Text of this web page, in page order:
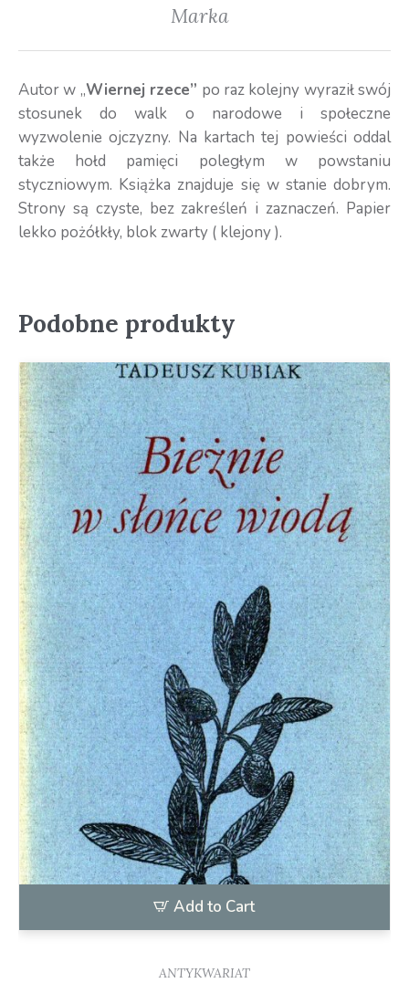
Marka
Autor w „Wiernej rzece” po raz kolejny wyraził swój
stosunek do walk o narodowe i społeczne
wyzwolenie ojczyzny. Na kartach tej powieści oddal
także hołd pamięci poległym w powstaniu
styczniowym. Książka znajduje się w stanie dobrym.
Strony są czyste, bez zakreśleń i zaznaczeń. Papier
lekko pożółkły, blok zwarty ( klejony ).
Podobne produkty
Add to Cart
ANTYKWARIAT